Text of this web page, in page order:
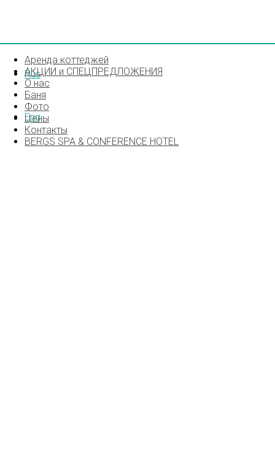
Rus
Eng
Аренда коттеджей
АКЦИИ и СПЕЦПРЕДЛОЖЕНИЯ
О нас
Баня
Фото
Цены
Контакты
BERGS SPA & CONFERENCE HOTEL